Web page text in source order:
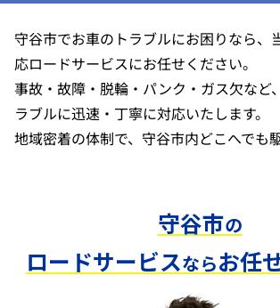
守谷市でお車のトラブルにお困りなら、
応ロードサービスにお任せください。
事故・故障・脱輪・パンク・ガス欠など
ラブルに迅速・丁寧に対応いたします。
地域密着の体制で、守谷市内どこへでも
守谷市の
ロードサービスならお任